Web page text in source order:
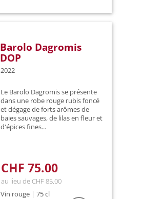
Barolo Dagromis
DOP
2022
Le Barolo Dagromis se présente
dans une robe rouge rubis foncé
et dégage de forts arômes de
baies sauvages, de lilas en fleur et
d'épices fines...
CHF 75.00
au lieu de CHF 85.00
Vin rouge | 75 cl